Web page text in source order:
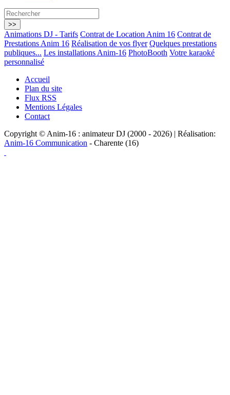
Animations DJ - Tarifs Contrat de Location Anim 16 Contrat de
Prestations Anim 16 Réalisation de vos flyer Quelques prestations
publiques... Les installations Anim-16 PhotoBooth Votre karaoké
personnalisé
Accueil
Plan du site
Flux RSS
Mentions Légales
Contact
Copyright © Anim-16 : animateur DJ (2000 - 2026) | Réalisation:
Anim-16 Communication - Charente (16)